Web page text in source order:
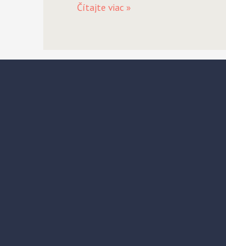
Rozchod(y)
Čítajte viac »